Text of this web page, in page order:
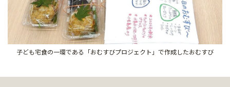
子ども宅食の一環である「おむすびプロジェクト」で作成したおむすび